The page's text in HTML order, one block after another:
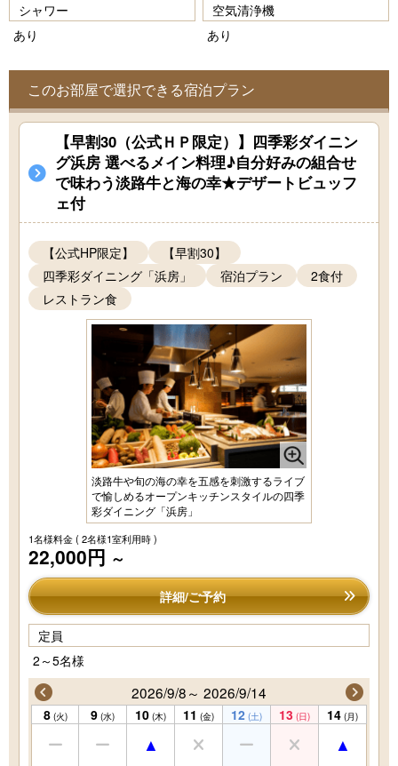
シャワー
あり
空気清浄機
あり
このお部屋で選択できる宿泊プラン
【早割30（公式ＨＰ限定）】四季彩ダイニン
グ浜房 選べるメイン料理♪自分好みの組合せ
で味わう淡路牛と海の幸★デザートビュッフ
ェ付
【公式HP限定】
【早割30】
四季彩ダイニング「浜房」
宿泊プラン
2食付
レストラン食
淡路牛や旬の海の幸を五感を刺激するライブ
で愉しめるオープンキッチンスタイルの四季
彩ダイニング「浜房」
1名様料金( 2名様1室利用時 )
22,000円 ～
詳細/ご予約
定員
2～5名様
2026/9/8～ 2026/9/14
8 (火) 9 (水) 10 (木) 11 (金) 12 (土) 13 (日) 14 (月)